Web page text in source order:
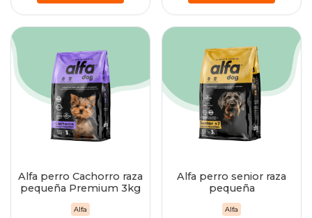
Alfa perro Cachorro raza
pequeña Premium 3kg
Alfa
Alfa perro senior raza
pequeña
Alfa